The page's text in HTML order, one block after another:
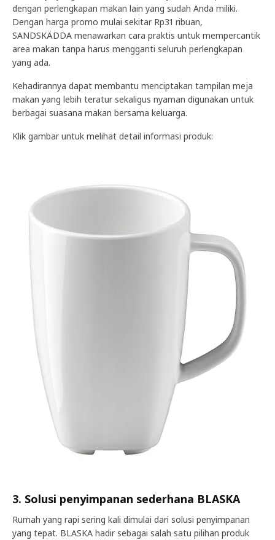
dengan perlengkapan makan lain yang sudah Anda miliki.
Dengan harga promo mulai sekitar Rp31 ribuan,
SANDSKÄDDA menawarkan cara praktis untuk mempercantik
area makan tanpa harus mengganti seluruh perlengkapan
yang ada.
Kehadirannya dapat membantu menciptakan tampilan meja
makan yang lebih teratur sekaligus nyaman digunakan untuk
berbagai suasana makan bersama keluarga.
Klik gambar untuk melihat detail informasi produk:
3. Solusi penyimpanan sederhana BLASKA
Rumah yang rapi sering kali dimulai dari solusi penyimpanan
yang tepat. BLASKA hadir sebagai salah satu pilihan produk